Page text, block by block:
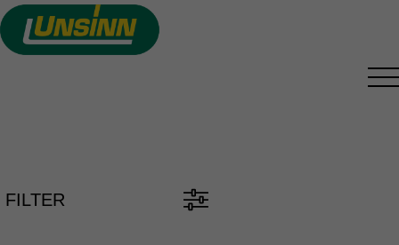
Direkt
zum
Inhalt
FILTER